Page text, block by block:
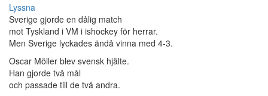
Lyssna
Sverige gjorde en dålig match
mot Tyskland i VM i ishockey för herrar.
Men Sverige lyckades ändå vinna med 4-3.
Oscar Möller blev svensk hjälte.
Han gjorde två mål
och passade till de två andra.